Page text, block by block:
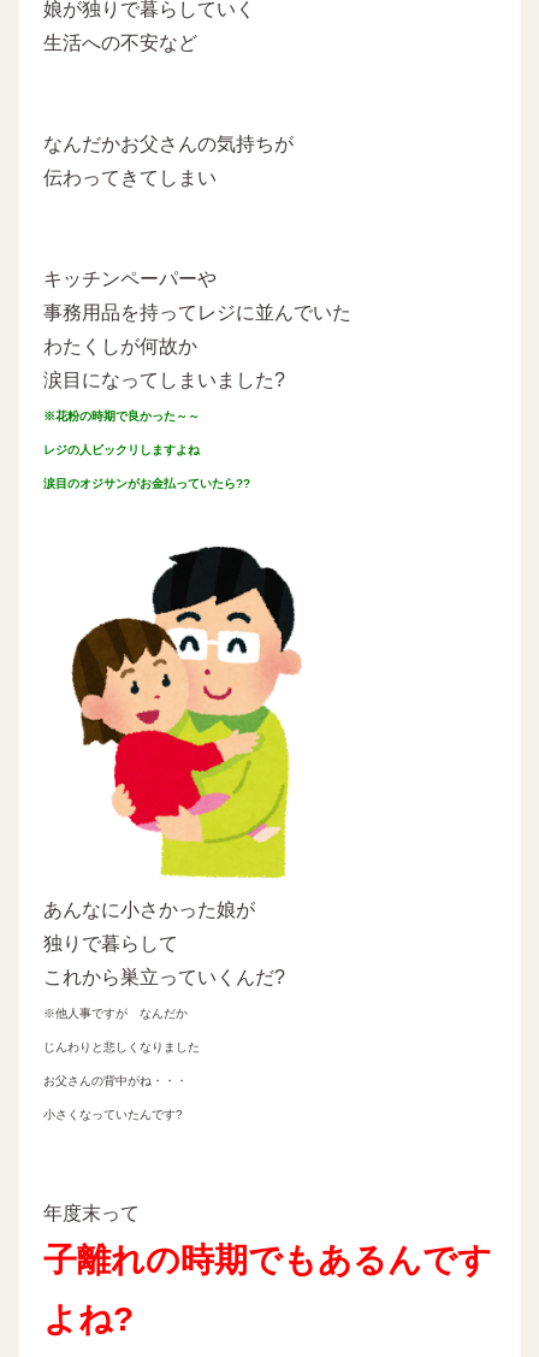
娘が独りで暮らしていく
生活への不安など
なんだかお父さんの気持ちが
伝わってきてしまい
キッチンペーパーや
事務用品を持ってレジに並んでいた
わたくしが何故か
涙目になってしまいました?
※花粉の時期で良かった～～
レジの人ビックリしますよね
涙目のオジサンがお金払っていたら??
あんなに小さかった娘が
独りで暮らして
これから巣立っていくんだ?
※他人事ですが なんだか
じんわりと悲しくなりました
お父さんの背中がね・・・
小さくなっていたんです?
年度末って
子離れの時期でもあるんです
よね?